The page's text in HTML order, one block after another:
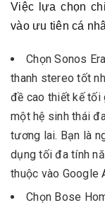
Việc lựa chọn
vào ưu tiên cá
Chọn Sonos
thanh stereo tốt
đề cao thiết kế tối
một hệ sinh thái
tương lai. Bạn là
dụng tối đa tính
thuộc vào Google
Chọn Bose